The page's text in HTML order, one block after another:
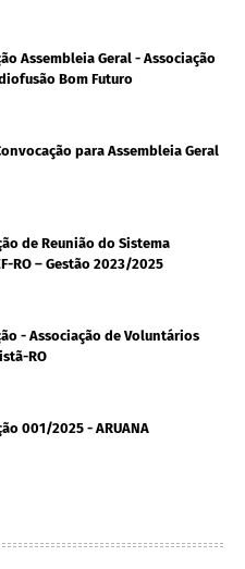
Assembleia Geral - Associação
Bom Futuro
para Assembleia Geral
de Reunião do Sistema
RO – Gestão 2023/2025
- Associação de Voluntários
RO
001/2025 - ARUANA